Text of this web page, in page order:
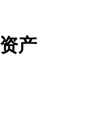
产